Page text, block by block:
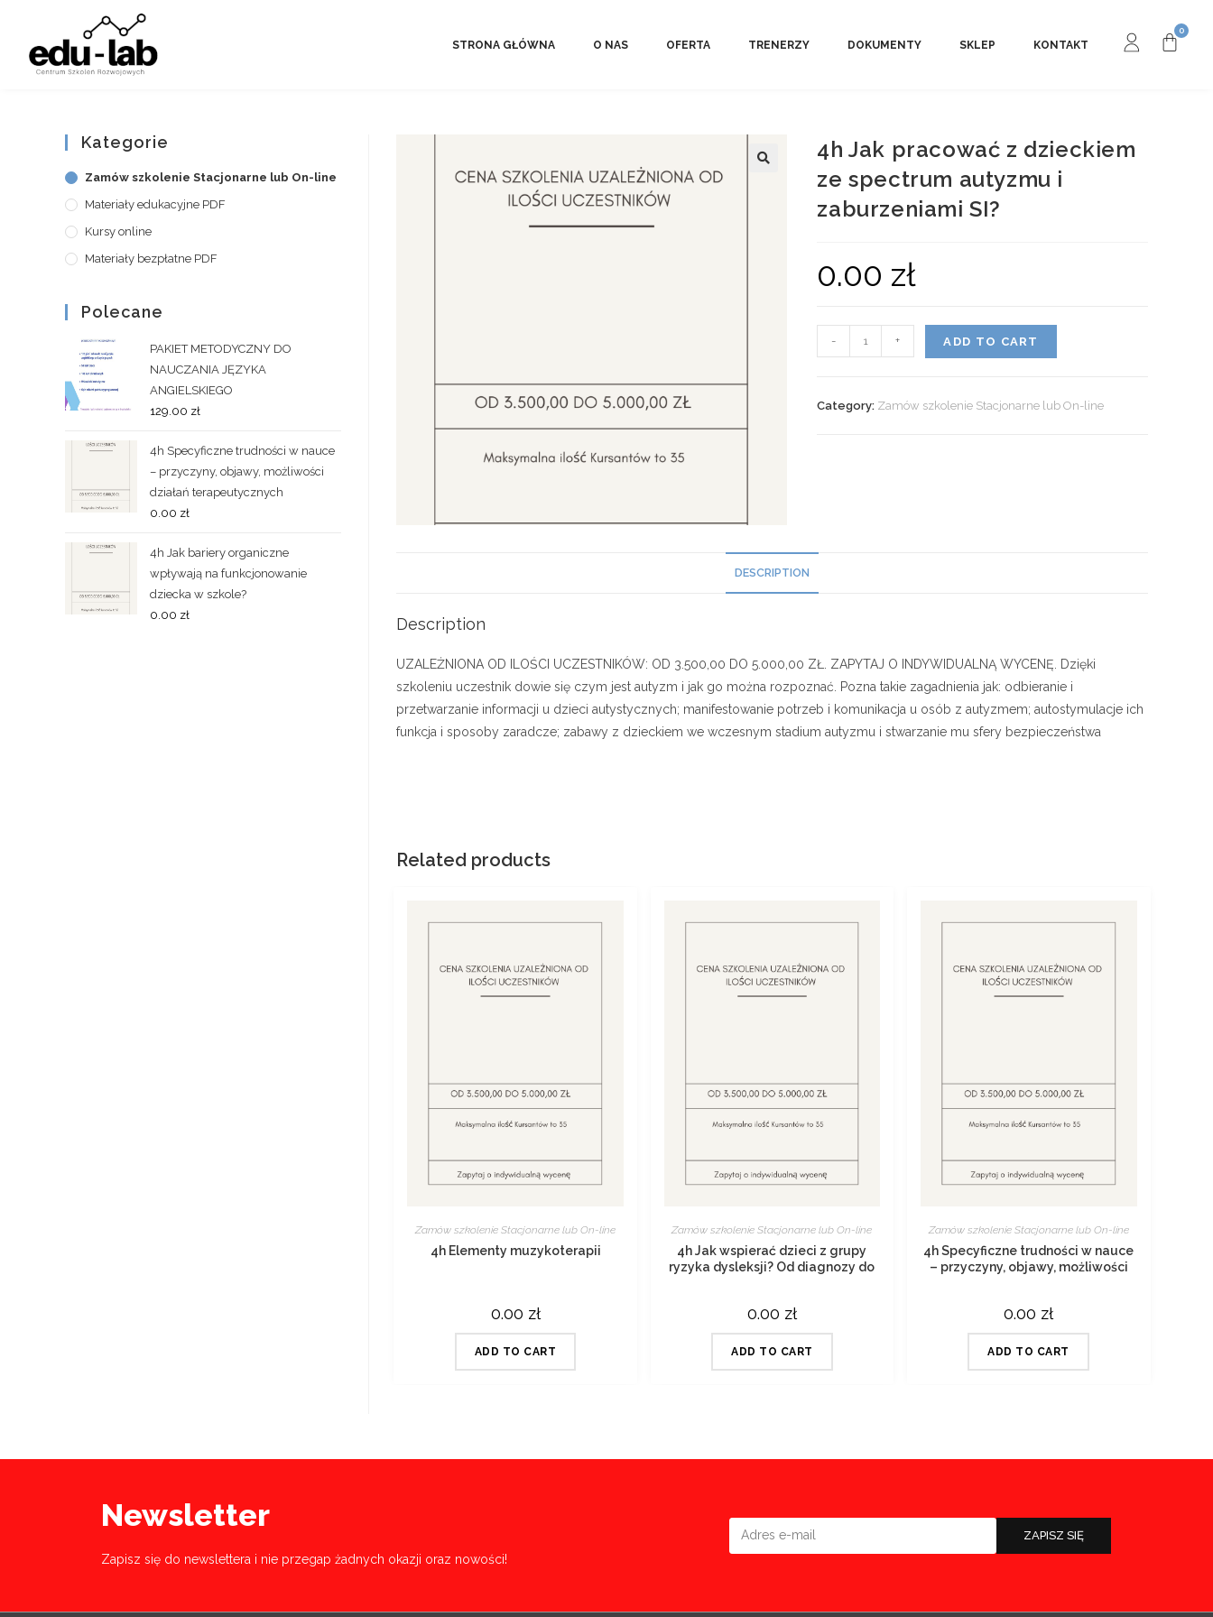
STRONA GŁÓWNA O NAS OFERTA TRENERZY DOKUMENTY SKLEP KONTAKT
4h Jak pracować z dzieckiem
ze spectrum autyzmu i
zaburzeniami SI?
0.00 zł
- + ADD TO CART
Category: Zamów szkolenie Stacjonarne lub On-line
DESCRIPTION
Description
UZALEŻNIONA OD ILOŚCI UCZESTNIKÓW: OD 3.500,00 DO 5.000,00 ZŁ. ZAPYTAJ O INDYWIDUALNĄ WYCENĘ. Dzięki
szkoleniu uczestnik dowie się czym jest autyzm i jak go można rozpoznać. Pozna takie zagadnienia jak: odbieranie i
przetwarzanie informacji u dzieci autystycznych; manifestowanie potrzeb i komunikacja u osób z autyzmem; autostymulacje ich
funkcja i sposoby zaradcze; zabawy z dzieckiem we wczesnym stadium autyzmu i stwarzanie mu sfery bezpieczeństwa
Related products
Zamów szkolenie Stacjonarne lub On-line
4h Elementy muzykoterapii
0.00 zł
ADD TO CART
Zamów szkolenie Stacjonarne lub On-line
4h Jak wspierać dzieci z grupy
ryzyka dysleksji? Od diagnozy do
0.00 zł
ADD TO CART
Zamów szkolenie Stacjonarne lub On-line
4h Specyficzne trudności w nauce
– przyczyny, objawy, możliwości
0.00 zł
ADD TO CART
Kategorie
Zamów szkolenie Stacjonarne lub On-line
Materiały edukacyjne PDF
Kursy online
Materiały bezpłatne PDF
Polecane
PAKIET METODYCZNY DO
NAUCZANIA JĘZYKA
ANGIELSKIEGO
129.00 zł
4h Specyficzne trudności w nauce
– przyczyny, objawy, możliwości
działań terapeutycznych
0.00 zł
4h Jak bariery organiczne
wpływają na funkcjonowanie
dziecka w szkole?
0.00 zł
Newsletter
Zapisz się do newslettera i nie przegap żadnych okazji oraz nowości!
ZAPISZ SIĘ